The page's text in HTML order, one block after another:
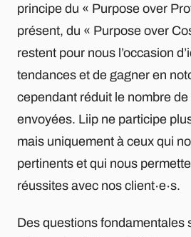
principe du « Purpose over
présent, du « Purpose over
restent pour nous l’occasion
tendances et de gagner en
cependant réduit le nombre
envoyées. Liip ne participe
mais uniquement à ceux qui
pertinents et qui nous
réussites avec nos client∙e∙s.
Des questions fondamentales